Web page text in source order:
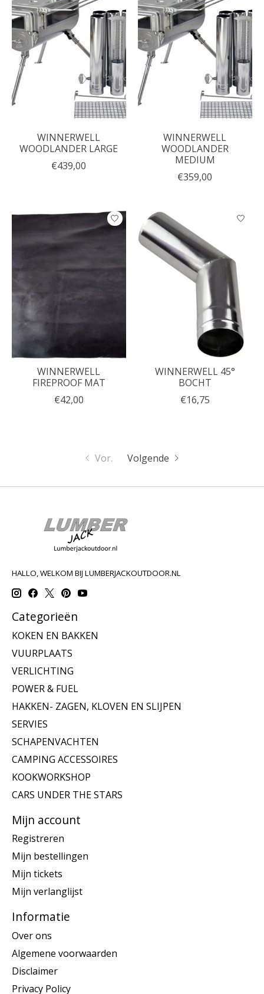
WINNERWELL
WOODLANDER LARGE
€439,00
WINNERWELL
WOODLANDER
MEDIUM
€359,00
WINNERWELL
FIREPROOF MAT
€42,00
WINNERWELL 45°
BOCHT
€16,75
Vor. Volgende
HALLO, WELKOM BIJ LUMBERJACKOUTDOOR.NL
Categorieën
KOKEN EN BAKKEN
VUURPLAATS
VERLICHTING
POWER & FUEL
HAKKEN- ZAGEN, KLOVEN EN SLIJPEN
SERVIES
SCHAPENVACHTEN
CAMPING ACCESSOIRES
KOOKWORKSHOP
CARS UNDER THE STARS
Mijn account
Registreren
Mijn bestellingen
Mijn tickets
Mijn verlanglijst
Informatie
Over ons
Algemene voorwaarden
Disclaimer
Privacy Policy